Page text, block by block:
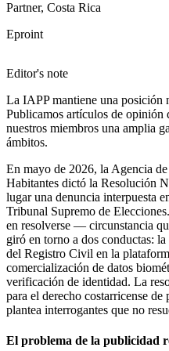
Partner, Costa Rica
Eproint
Editor's note
La IAPP mantiene una posición
Publicamos artículos de opinión
nuestros miembros una amplia
ámbitos.
En mayo de 2026, la Agencia
Habitantes dictó la Resolución
lugar una denuncia interpuesta
Tribunal Supremo de
en resolverse — circunstancia
giró en torno a dos conductas:
del Registro Civil en la
comercialización de datos
verificación de identidad. La
para el derecho costarricense
plantea interrogantes que no
El problema de la publicidad